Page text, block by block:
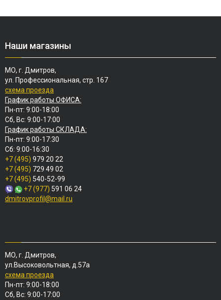
Наши магазины
МО, г. Дмитров,
ул. Профессиональная, стр. 167
схема проезда
График работы ОФИСА:
Пн-пт: 9:00-18:00
Сб, Вс: 9:00-17:00
График работы СКЛАДА:
Пн-пт: 9:00-17:30
Сб: 9:00-16:30
+7 (495) 979 20 22
+7 (495) 729 49 02
+7 (495) 540-52-99
+7 (977) 591 06 24
dmitrovprofil@mail.ru
МО, г. Дмитров,
ул.Высоковольтная, д.57а
схема проезда
Пн-пт: 9:00-18:00
Сб, Вс: 9:00-17:00